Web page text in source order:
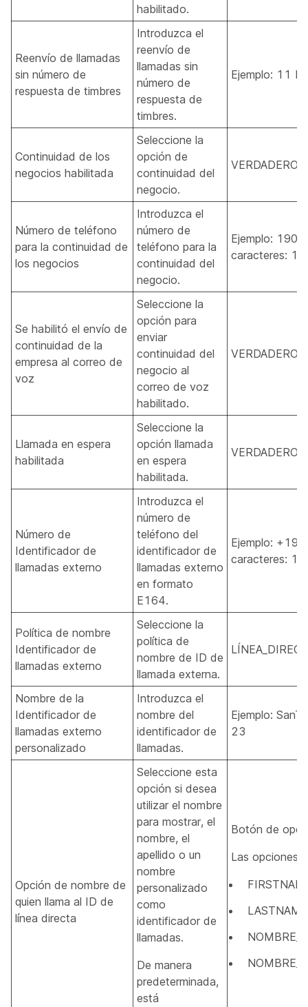
habilitado.
Reenvío de llamadas
sin número de
respuesta de timbres
Introduzca el
reenvío de
llamadas sin
número de
respuesta de
timbres.
Ejemplo: 11
Continuidad de los
negocios habilitada
Seleccione la
opción de
continuidad del
negocio.
VERDADERO,
Número de teléfono
para la continuidad de
los negocios
Introduzca el
número de
teléfono para la
continuidad del
negocio.
Ejemplo:
caracteres: 1-
Se habilitó el envío de
continuidad de la
empresa al correo de
voz
Seleccione la
opción para
enviar
continuidad del
negocio al
correo de voz
habilitado.
VERDADERO,
Llamada en espera
habilitada
Seleccione la
opción llamada
en espera
habilitada.
VERDADERO,
Número de
Identificador de
llamadas externo
Introduzca el
número de
teléfono del
identificador de
llamadas externo
en formato
E164.
Ejemplo:
caracteres: 1-
Política de nombre
Identificador de
llamadas externo
Seleccione la
política de
nombre de ID de
llamada externa.
Nombre de la
Identificador de
llamadas externo
personalizado
Introduzca el
nombre del
identificador de
llamadas.
Ejemplo:
23
Opción de nombre de
quien llama al ID de
línea directa
Seleccione esta
opción si desea
utilizar el nombre
para mostrar, el
nombre, el
apellido o un
nombre
personalizado
como
identificador de
llamadas.
De manera
predeterminada,
está
Botón de
Las opciones